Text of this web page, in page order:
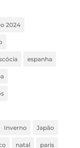
2024
espanha
Inverno Japão
natal paris